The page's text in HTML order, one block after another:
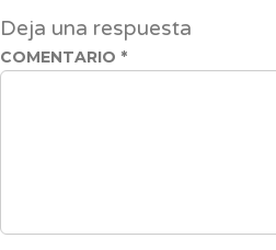
Deja una respuesta
COMENTARIO *